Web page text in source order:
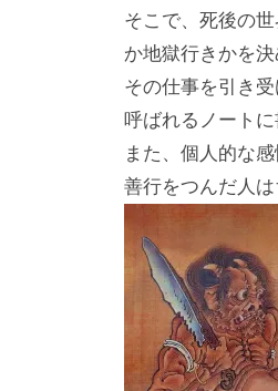
そこで、死後の
か地獄行きかを
その仕事を引き
呼ばれるノート
また、個人的な
善行をつんだ人